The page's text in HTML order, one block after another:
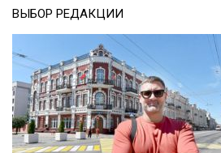
ВЫБОР РЕДАКЦИИ